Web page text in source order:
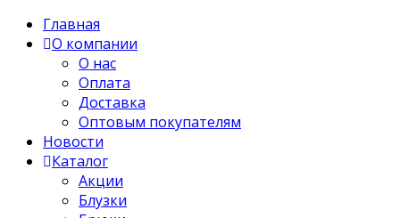
Главная
О компании
О нас
Оплата
Доставка
Оптовым покупателям
Новости
Каталог
Акции
Блузки